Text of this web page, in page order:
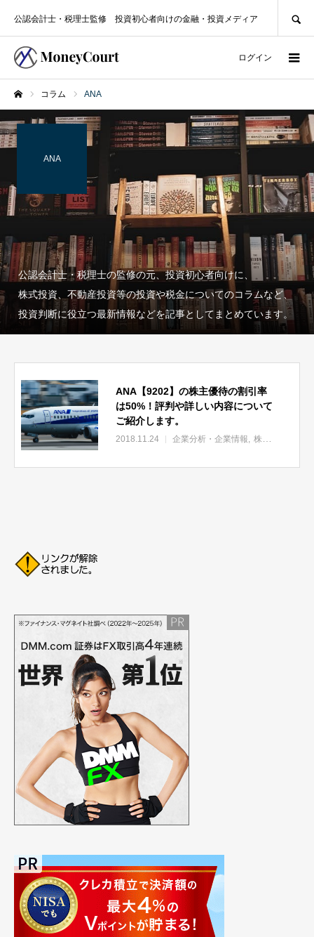
公認会計士・税理士監修 投資初心者向けの金融・投資メディア
ログイン
コラム ANA
ANA
公認会計士・税理士の監修の元、投資初心者向けに、
株式投資、不動産投資等の投資や税金についてのコラムなど、
投資判断に役立つ最新情報などを記事としてまとめています。
ANA【9202】の株主優待の割引率
は50%！評判や詳しい内容について
ご紹介します。
2018.11.24 企業分析・企業情報 株主優待/株主総会